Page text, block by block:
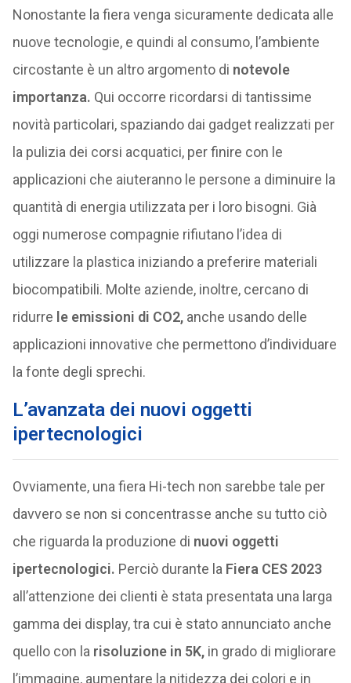
Nonostante la fiera venga sicuramente dedicata alle
nuove tecnologie, e quindi al consumo, l’ambiente
circostante è un altro argomento di notevole
importanza. Qui occorre ricordarsi di tantissime
novità particolari, spaziando dai gadget realizzati per
la pulizia dei corsi acquatici, per finire con le
applicazioni che aiuteranno le persone a diminuire la
quantità di energia utilizzata per i loro bisogni. Già
oggi numerose compagnie rifiutano l’idea di
utilizzare la plastica iniziando a preferire materiali
biocompatibili. Molte aziende, inoltre, cercano di
ridurre le emissioni di CO2,anche usando delle
applicazioni innovative che permettono d’individuare
la fonte degli sprechi.
L’avanzata dei nuovi oggetti
ipertecnologici
Ovviamente, una fiera Hi-tech non sarebbe tale per
davvero se non si concentrasse anche su tutto ciò
che riguarda la produzione di nuovi oggetti
ipertecnologici. Perciò durante la Fiera CES 2023
all’attenzione dei clienti è stata presentata una larga
gamma dei display, tra cui è stato annunciato anche
quello con la risoluzione in 5K,in grado di migliorare
l’immagine, aumentare la nitidezza dei colori e in